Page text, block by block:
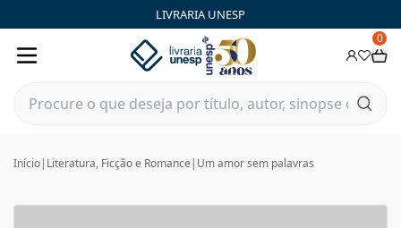
LIVRARIA UNESP
0
Início| Literatura, Ficção e Romance | Um amor sem palavras